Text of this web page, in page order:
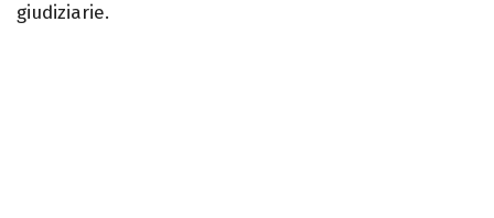
giudiziarie.